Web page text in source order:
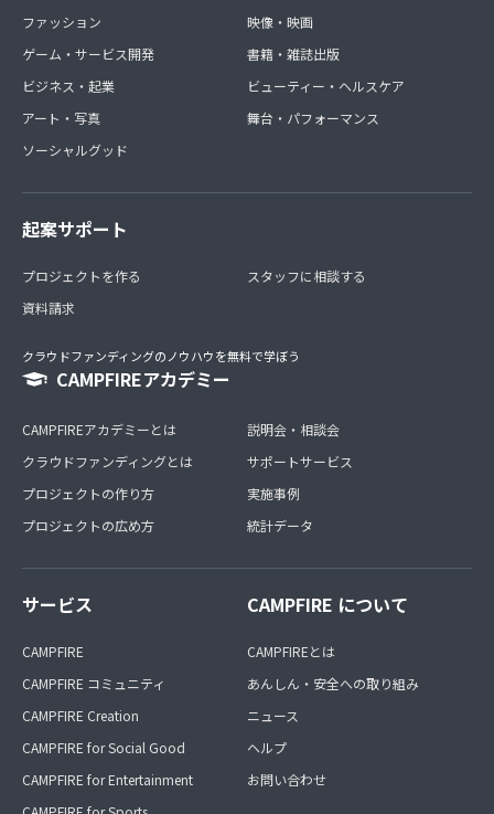
ファッション
ゲーム・サービス開発
ビジネス・起業
アート・写真
ソーシャルグッド
映像・映画
書籍・雑誌出版
ビューティー・ヘルスケア
舞台・パフォーマンス
起案サポート
プロジェクトを作る
資料請求
スタッフに相談する
クラウドファンディングのノウハウを無料で学ぼう
CAMPFIREアカデミー
CAMPFIREアカデミーとは
クラウドファンディングとは
プロジェクトの作り方
プロジェクトの広め方
説明会・相談会
サポートサービス
実施事例
統計データ
サービス
CAMPFIRE
CAMPFIRE コミュニティ
CAMPFIRE Creation
CAMPFIRE for Social Good
CAMPFIRE for Entertainment
CAMPFIRE について
CAMPFIREとは
あんしん・安全への取り組み
ニュース
ヘルプ
お問い合わせ